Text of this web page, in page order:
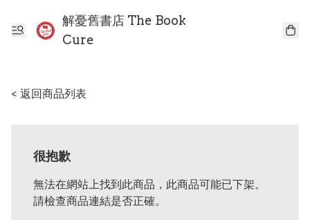
解憂舊書店 The Book
Cure
< 返回商品列表
很抱歉
無法在網站上找到此商品，此商品可能已下架。
請檢查商品連結是否正確。